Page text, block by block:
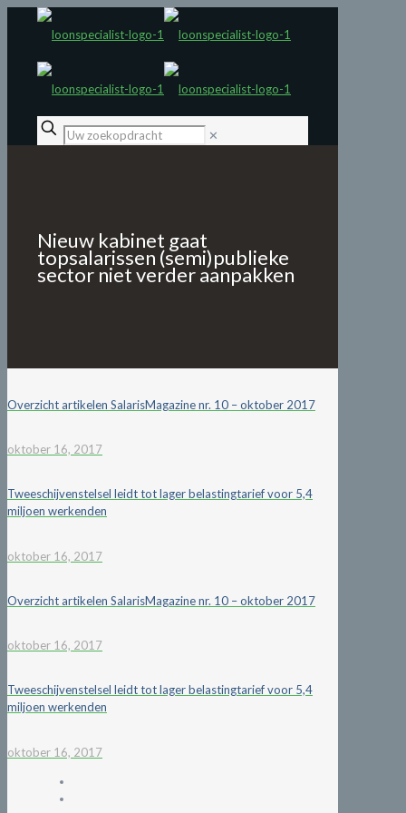
✕
Nieuw kabinet gaat
topsalarissen (semi)publieke
sector niet verder aanpakken
Overzicht artikelen SalarisMagazine nr. 10 – oktober 2017
oktober 16, 2017
Tweeschijvenstelsel leidt tot lager belastingtarief voor 5,4
miljoen werkenden
oktober 16, 2017
Overzicht artikelen SalarisMagazine nr. 10 – oktober 2017
oktober 16, 2017
Tweeschijvenstelsel leidt tot lager belastingtarief voor 5,4
miljoen werkenden
oktober 16, 2017